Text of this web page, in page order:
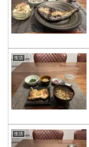
生活
生活